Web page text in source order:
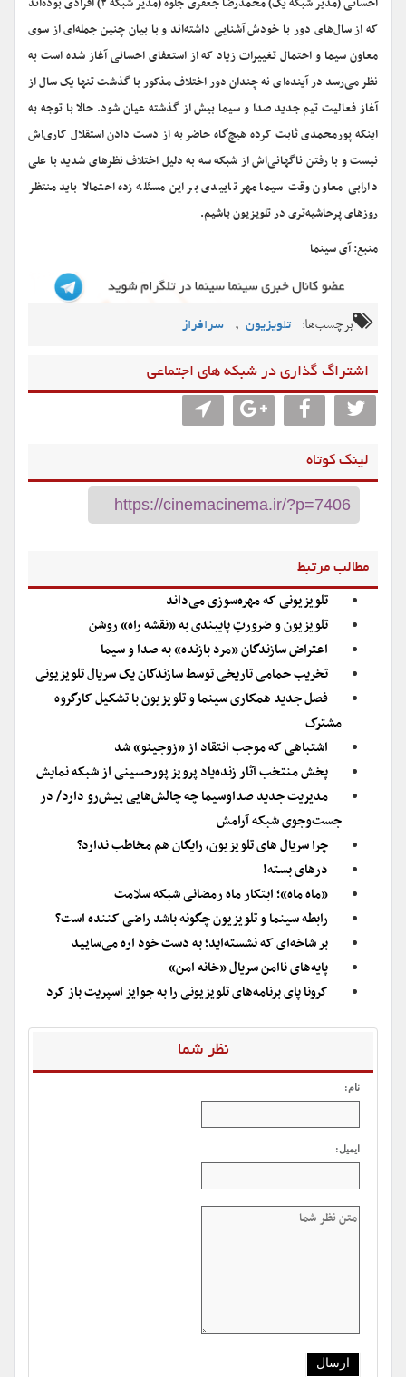
که از سال‌های دور با خودش آشنایی داشته‌اند و با بیان چنین جمله‌ای از سوی
معاون سیما و احتمال تغییرات زیاد که از استعفای احسانی آغاز شده است به
نظر می‌رسد در آینده‌ای نه چندان دور اختلاف مذکور با گذشت تنها یک سال از
آغاز فعالیت تیم جدید صدا و سیما بیش از گذشته عیان شود. حالا با توجه به
اینکه پورمحمدی ثابت کرده هیچ‌گاه حاضر به از دست دادن استقلال کاری‌اش
نیست و با رفتن ناگهانی‌اش از شبکه سه به دلیل اختلاف نظرهای شدید با علی
دارابی معاون وقت سیما مهر تاییدی بر این مسئله زده احتمالا باید منتظر
روزهای پرحاشیه‌تری در تلویزیون باشیم.
منبع: آی سینما
برچسب‌ها: تلویزیون , سرافراز
اشتراگ گذاری در شبکه های اجتماعی
لینک کوتاه
مطالب مرتبط
تلویزیونی که مهره‌سوزی می‌داند
تلویزیون و ضرورتِ پایبندی به «نقشه راه» روشن
اعتراض سازندگان «مرد بازنده» به صدا و سیما
تخریب حمامی تاریخی توسط سازندگان یک سریال تلویزیونی
فصل جدید همکاری سینما و تلویزیون با تشکیل کارگروه
مشترک
اشتباهی که موجب انتقاد از «زوجینو» شد
پخش منتخب آثار زنده‌یاد پرویز پورحسینی از شبکه نمایش
مدیریت جدید صداوسیما چه چالش‌هایی پیش‌رو دارد/ در
جست‌و‌جوی شبکه آرامش
چرا سریال های تلویزیون، رایگان هم مخاطب ندارد؟
درهای بسته!
«ماه ماه»؛ ابتکار ماه رمضانی شبکه سلامت
رابطه سینما و تلویزیون چگونه باشد راضی کننده است؟
بر شاخه‌ای که نشسته‌اید؛ به دست خود اره می‌سایید
پایه‌های ناامن سریال «خانه امن»
کرونا پای برنامه‌های تلویزیونی را به جوایز اسپریت باز کرد
نظر شما
نام:
ایمیل: